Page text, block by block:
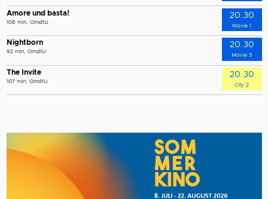
Amore und basta!
108 min, OmdtU
20.30
Movie 1
Nightborn
92 min, OmdtU
20.30
Movie 3
The Invite
107 min, OmdtU
20.30
City 2